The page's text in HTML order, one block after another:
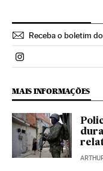
Receba o boletim
Politica El País
MAIS INFORMAÇÕES